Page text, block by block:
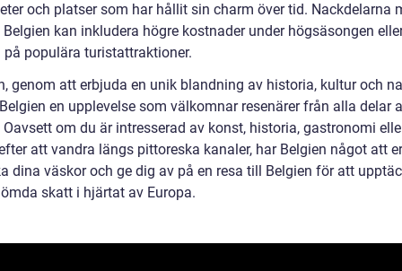
och platser som har hållit sin charm över tid. Nackdelarna
kan inkludera högre kostnader under högsäsongen
på populära turistattraktioner.
genom att erbjuda en unik blandning av historia, kultur och
en upplevelse som välkomnar resenärer från alla delar
Oavsett om du är intresserad av konst, historia, gastronomi
att vandra längs pittoreska kanaler, har Belgien något att
dina väskor och ge dig av på en resa till Belgien för att
skatt i hjärtat av Europa.